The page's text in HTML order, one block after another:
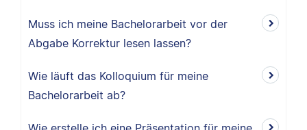
Muss ich meine Bachelorarbeit vor der
Abgabe Korrektur lesen lassen?
Wie läuft das Kolloquium für meine
Bachelorarbeit ab?